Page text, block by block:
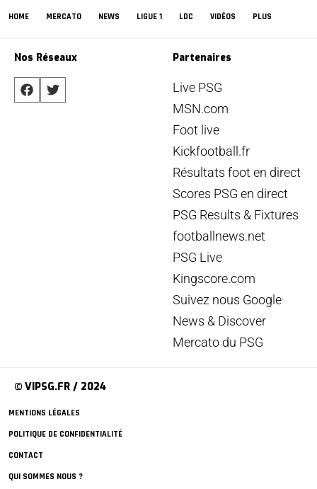
HOME MERCATO NEWS LIGUE 1 LDC VIDÉOS PLUS
Nos Réseaux Partenaires
Live PSG
MSN.com
Foot live
Kickfootball.fr
Résultats foot en direct
Scores PSG en direct
PSG Results & Fixtures
footballnews.net
PSG Live
Kingscore.com
Suivez nous Google
News & Discover
Mercato du PSG
© VIPSG.FR / 2024
MENTIONS LÉGALES
POLITIQUE DE CONFIDENTIALITÉ
CONTACT
QUI SOMMES NOUS ?